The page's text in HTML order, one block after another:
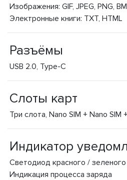
Изображения: GIF, JPEG, PNG,
Электронные книги: TXT, HTML
Разъёмы
USB 2.0, Type-C
Слоты карт
Три слота, Nano SIM + Nano SIM
Индикатор
Светодиод красного / зеленого
Индикация процесса заряда